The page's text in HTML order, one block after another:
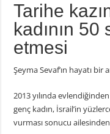
Tarihe
kadının
etmesi
Şeyma Sevaf’ın hayatı
2013 yılında
genç kadın, İsrail’in
vurması sonucu